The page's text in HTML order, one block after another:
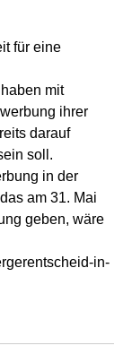
für eine
mit
ihrer
darauf
soll.
in der
am 31. Mai
geben, wäre
in-